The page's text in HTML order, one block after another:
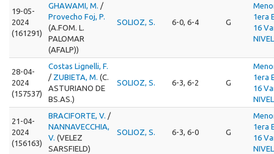
19-05-
2024
(161291)
GHAWAMI, M. /
Provecho Foj, P.
(A.FOM. L.
PALOMAR
(AFALP))
SOLIOZ, S. 6-0, 6-4 G
1era
16
28-04-
2024
(157537)
Costas Lignelli, F.
/ ZUBIETA, M. (C.
ASTURIANO DE
BS.AS.)
SOLIOZ, S. 6-3, 6-2 G
1era
16
21-04-
2024
(156163)
BRACIFORTE, V. /
NANNAVECCHIA,
V. (VELEZ
SARSFIELD)
SOLIOZ, S. 6-3, 6-0 G
1era
16